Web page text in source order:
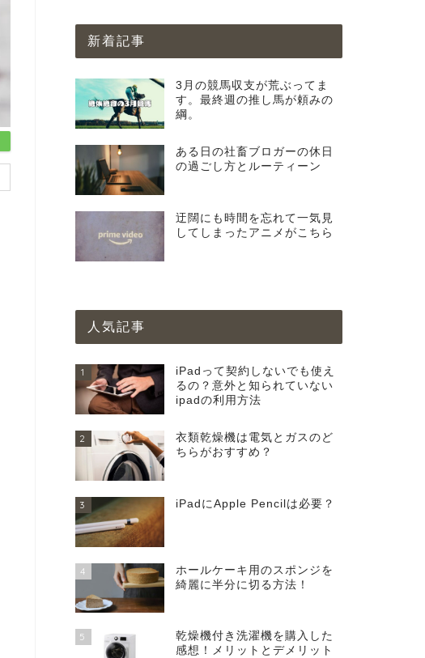
新着記事
3月の競馬収支が荒ぶってま
す。最終週の推し馬が頼みの
綱。
ある日の社畜ブロガーの休日
の過ごし方とルーティーン
迂闊にも時間を忘れて一気見
してしまったアニメがこちら
人気記事
1
iPadって契約しないでも使え
るの？意外と知られていない
ipadの利用方法
2
衣類乾燥機は電気とガスのど
ちらがおすすめ？
3 iPadにApple Pencilは必要？
4
ホールケーキ用のスポンジを
綺麗に半分に切る方法！
5
乾燥機付き洗濯機を購入した
感想！メリットとデメリット